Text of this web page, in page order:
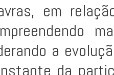
em
a
da